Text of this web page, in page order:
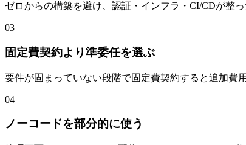
ゼロからの構築を避け、認証・インフラ・CI/CDが整
03
固定費契約より準委任を選ぶ
要件が固まっていない段階で固定費契約すると追加費
04
ノーコードを部分的に使う